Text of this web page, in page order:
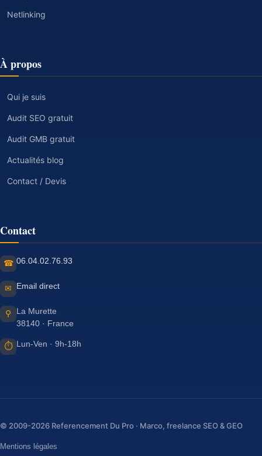
Netlinking
À propos
Qui je suis
Audit SEO gratuit
Audit GMB gratuit
Actualités blog
Contact / Devis
Contact
☎ 06.04.02.76.93
✉ Email direct
⚲
La Murette
38140 · France
⏱ Lun-Ven · 9h-18h
© 2009-2026 Referencement Du Pro · Marco, freelance SEO & GEO
Mentions légales